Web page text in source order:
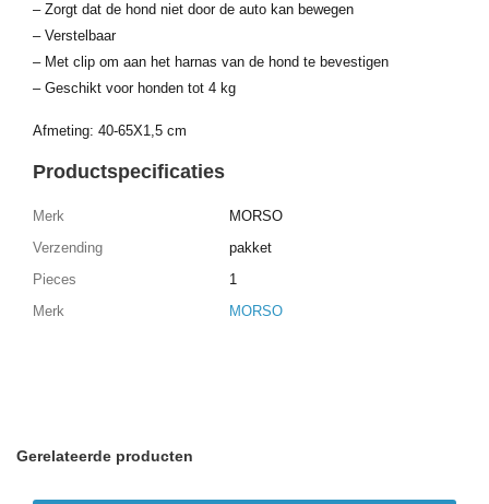
– Zorgt dat de hond niet door de auto kan bewegen
– Verstelbaar
– Met clip om aan het harnas van de hond te bevestigen
– Geschikt voor honden tot 4 kg
Afmeting: 40-65X1,5 cm
Productspecificaties
Merk
MORSO
Verzending
pakket
Pieces
1
Merk
MORSO
Gerelateerde producten